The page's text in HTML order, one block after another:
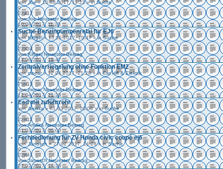
vonJoe» 10.08.2017, 11:23 » inSuche
0
22417
vonJoe Neuester Beitrag
10.08.2017, 11:23
Suche Benzinpumpenrelai für EJ6
vonKiffgel» 13.06.2017, 19:47 » inSuche
0
22334
vonKiffgel Neuester Beitrag
13.06.2017, 19:47
Zentralverriegelung ohne Funktion EM2
vonmocar» 12.04.2017, 21:28 » in Car Hifi & Elektrik
0
75613
vonmocar Neuester Beitrag
12.04.2017, 21:28
Esd mit zuführrohr
vonAni4ka» 01.03.2017, 00:00 » inSuche
0
22811
vonAni4ka Neuester Beitrag
01.03.2017, 00:00
Fernbedienung für ZV Honda civic coupé ej6
vonJanosch » 27.02.2017, 14:28 » inSuche
0
22841
vonJanosch Neuester Beitrag
27.02.2017, 14:28